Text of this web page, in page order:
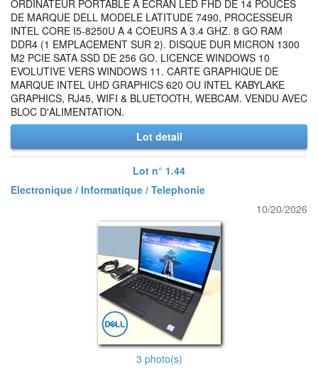
ORDINATEUR PORTABLE A ECRAN LED FHD DE 14 POUCES
DE MARQUE DELL MODELE LATITUDE 7490, PROCESSEUR
INTEL CORE I5-8250U A 4 COEURS A 3.4 GHZ. 8 GO RAM
DDR4 (1 EMPLACEMENT SUR 2). DISQUE DUR MICRON 1300
M2 PCIE SATA SSD DE 256 GO. LICENCE WINDOWS 10
EVOLUTIVE VERS WINDOWS 11. CARTE GRAPHIQUE DE
MARQUE INTEL UHD GRAPHICS 620 OU INTEL KABYLAKE
GRAPHICS, RJ45, WIFI & BLUETOOTH, WEBCAM. VENDU AVEC
BLOC D'ALIMENTATION.
Lot detail
Lot n° 1.44
Electronique / Informatique / Telephonie
10/20/2026
3 photo(s)